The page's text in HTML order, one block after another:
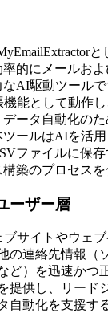
と
的にメールお
AI駆動ツールで
機能として動作
ータ自動化の
ールはAIを活
ファイルに保
築のプロセスを
ーザー層
ブサイトやウェ
の連絡先情報（
ど）を迅速かつ
提供し、リード
自動化を支援す